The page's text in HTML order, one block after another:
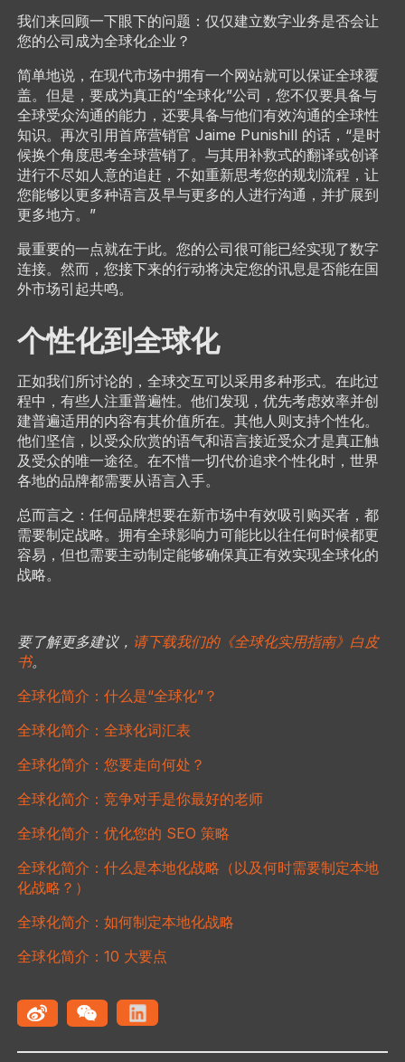
我们来回顾一下眼下的问题：仅仅建立数字业务是否会让
您的公司成为全球化企业？
简单地说，在现代市场中拥有一个网站就可以保证全球覆
盖。但是，要成为真正的“全球化”公司，您不仅要具备与
全球受众沟通的能力，还要具备与他们有效沟通的全球性
知识。再次引用首席营销官 Jaime Punishill 的话，“是时
候换个角度思考全球营销了。与其用补救式的翻译或创译
进行不尽如人意的追赶，不如重新思考您的规划流程，让
您能够以更多种语言及早与更多的人进行沟通，并扩展到
更多地方。”
最重要的一点就在于此。您的公司很可能已经实现了数字
连接。然而，您接下来的行动将决定您的讯息是否能在国
外市场引起共鸣。
个性化到全球化
正如我们所讨论的，全球交互可以采用多种形式。在此过
程中，有些人注重普遍性。他们发现，优先考虑效率并创
建普遍适用的内容有其价值所在。其他人则支持个性化。
他们坚信，以受众欣赏的语气和语言接近受众才是真正触
及受众的唯一途径。在不惜一切代价追求个性化时，世界
各地的品牌都需要从语言入手。
总而言之：任何品牌想要在新市场中有效吸引购买者，都
需要制定战略。拥有全球影响力可能比以往任何时候都更
容易，但也需要主动制定能够确保真正有效实现全球化的
战略。
要了解更多建议， 请下载我们的《全球化实用指南》白皮
书。
全球化简介：什么是“全球化”？
全球化简介：全球化词汇表
全球化简介：您要走向何处？
全球化简介：竞争对手是你最好的老师
全球化简介：优化您的 SEO 策略
全球化简介：什么是本地化战略（以及何时需要制定本地
化战略？）
全球化简介：如何制定本地化战略
全球化简介：10 大要点